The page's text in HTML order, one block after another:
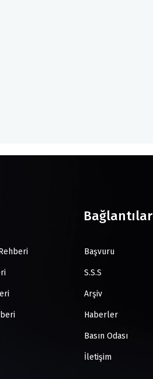
Bağlantılar
Başvuru
S.S.S
Arşiv
Haberler
Basın Odası
İletişim